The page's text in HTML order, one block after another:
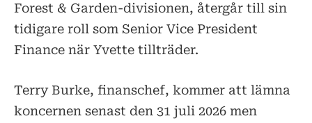
Forest & Garden-divisionen, återgår till sin
tidigare roll som Senior Vice President
Finance när Yvette tillträder.
Terry Burke, finanschef, kommer att lämna
koncernen senast den 31 juli 2026 men